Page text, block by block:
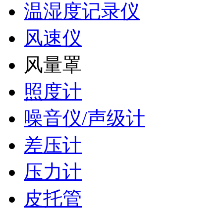
温湿度记录仪
风速仪
风量罩
照度计
噪音仪/声级计
差压计
压力计
皮托管